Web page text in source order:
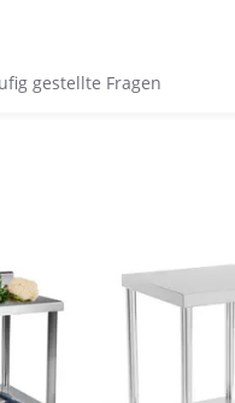
gestellte Fragen